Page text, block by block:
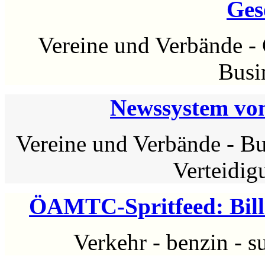
Vereine und Verbände -
Newssystem
Vereine und Verbände -
ÖAMTC-Spritfeed:
Verkehr - benzin -